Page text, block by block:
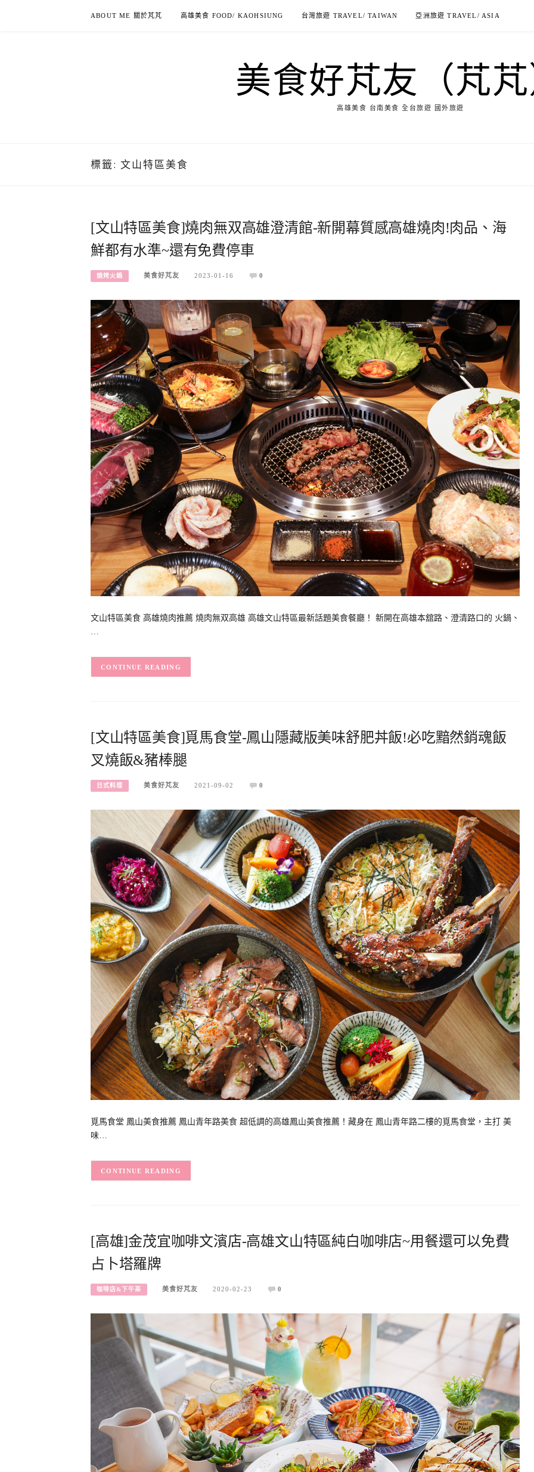
ABOUT ME 關於芃芃 高雄美食 FOOD/ KAOHSIUNG 台灣旅遊 TRAVEL/ TAIWAN 亞洲旅遊 TRAVEL/ ASIA
美食好芃友（芃芃
高雄美食 台南美食 全台旅遊 國外旅遊
標籤: 文山特區美食
[文山特區美食]燒肉無双高雄澄清館-新開幕質感高雄燒肉!肉品、海
鮮都有水準~還有免費停車
燒烤火鍋 美食好芃友 2023-01-16 0
文山特區美食 高雄燒肉推薦 燒肉無双高雄 高雄文山特區最新話題美食餐廳！ 新開在高雄本舘路、澄清路口的 火鍋、
…
CONTINUE READING
[文山特區美食]覓馬食堂-鳳山隱藏版美味舒肥丼飯!必吃黯然銷魂飯
叉燒飯&豬棒腿
日式料理 美食好芃友 2021-09-02 0
覓馬食堂 鳳山美食推薦 鳳山青年路美食 超低調的高雄鳳山美食推薦！藏身在 鳳山青年路二樓的覓馬食堂，主打 美
味…
CONTINUE READING
[高雄]金茂宜咖啡文濱店-高雄文山特區純白咖啡店~用餐還可以免費
占卜塔羅牌
咖啡店&下午茶 美食好芃友 2020-02-23 0